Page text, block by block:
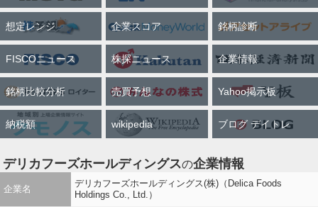
想定レンジ 企業スコア 銘柄診断
FISCOニュース 株探ニュース 企業情報
銘柄比較分析 売買予想 Yahoo掲示板
納税額 wikipedia ブログ デイトレ
デリカフーズホールディングスの企業情報
企業名
デリカフーズホールディングス(株)（Delica Foods
Holdings Co., Ltd.）